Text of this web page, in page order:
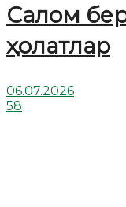
Салом
ҳолатлар
06.07.2026
58